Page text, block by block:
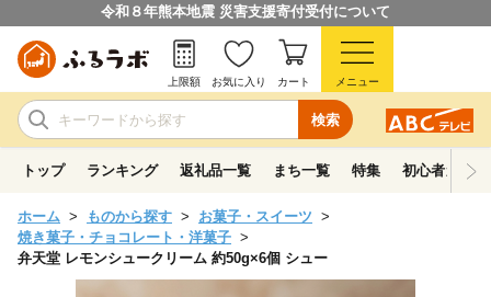
令和８年熊本地震 災害支援寄付受付について
検索
上限額 お気に入り カート メニュー
トップ ランキング 返礼品一覧 まち一覧 特集 初心者ガイド
ホーム ものから探す
お菓子・スイーツ
焼き菓子・チョコレート・洋菓子
弁天堂 レモンシュークリーム 約50g×6個 シュー